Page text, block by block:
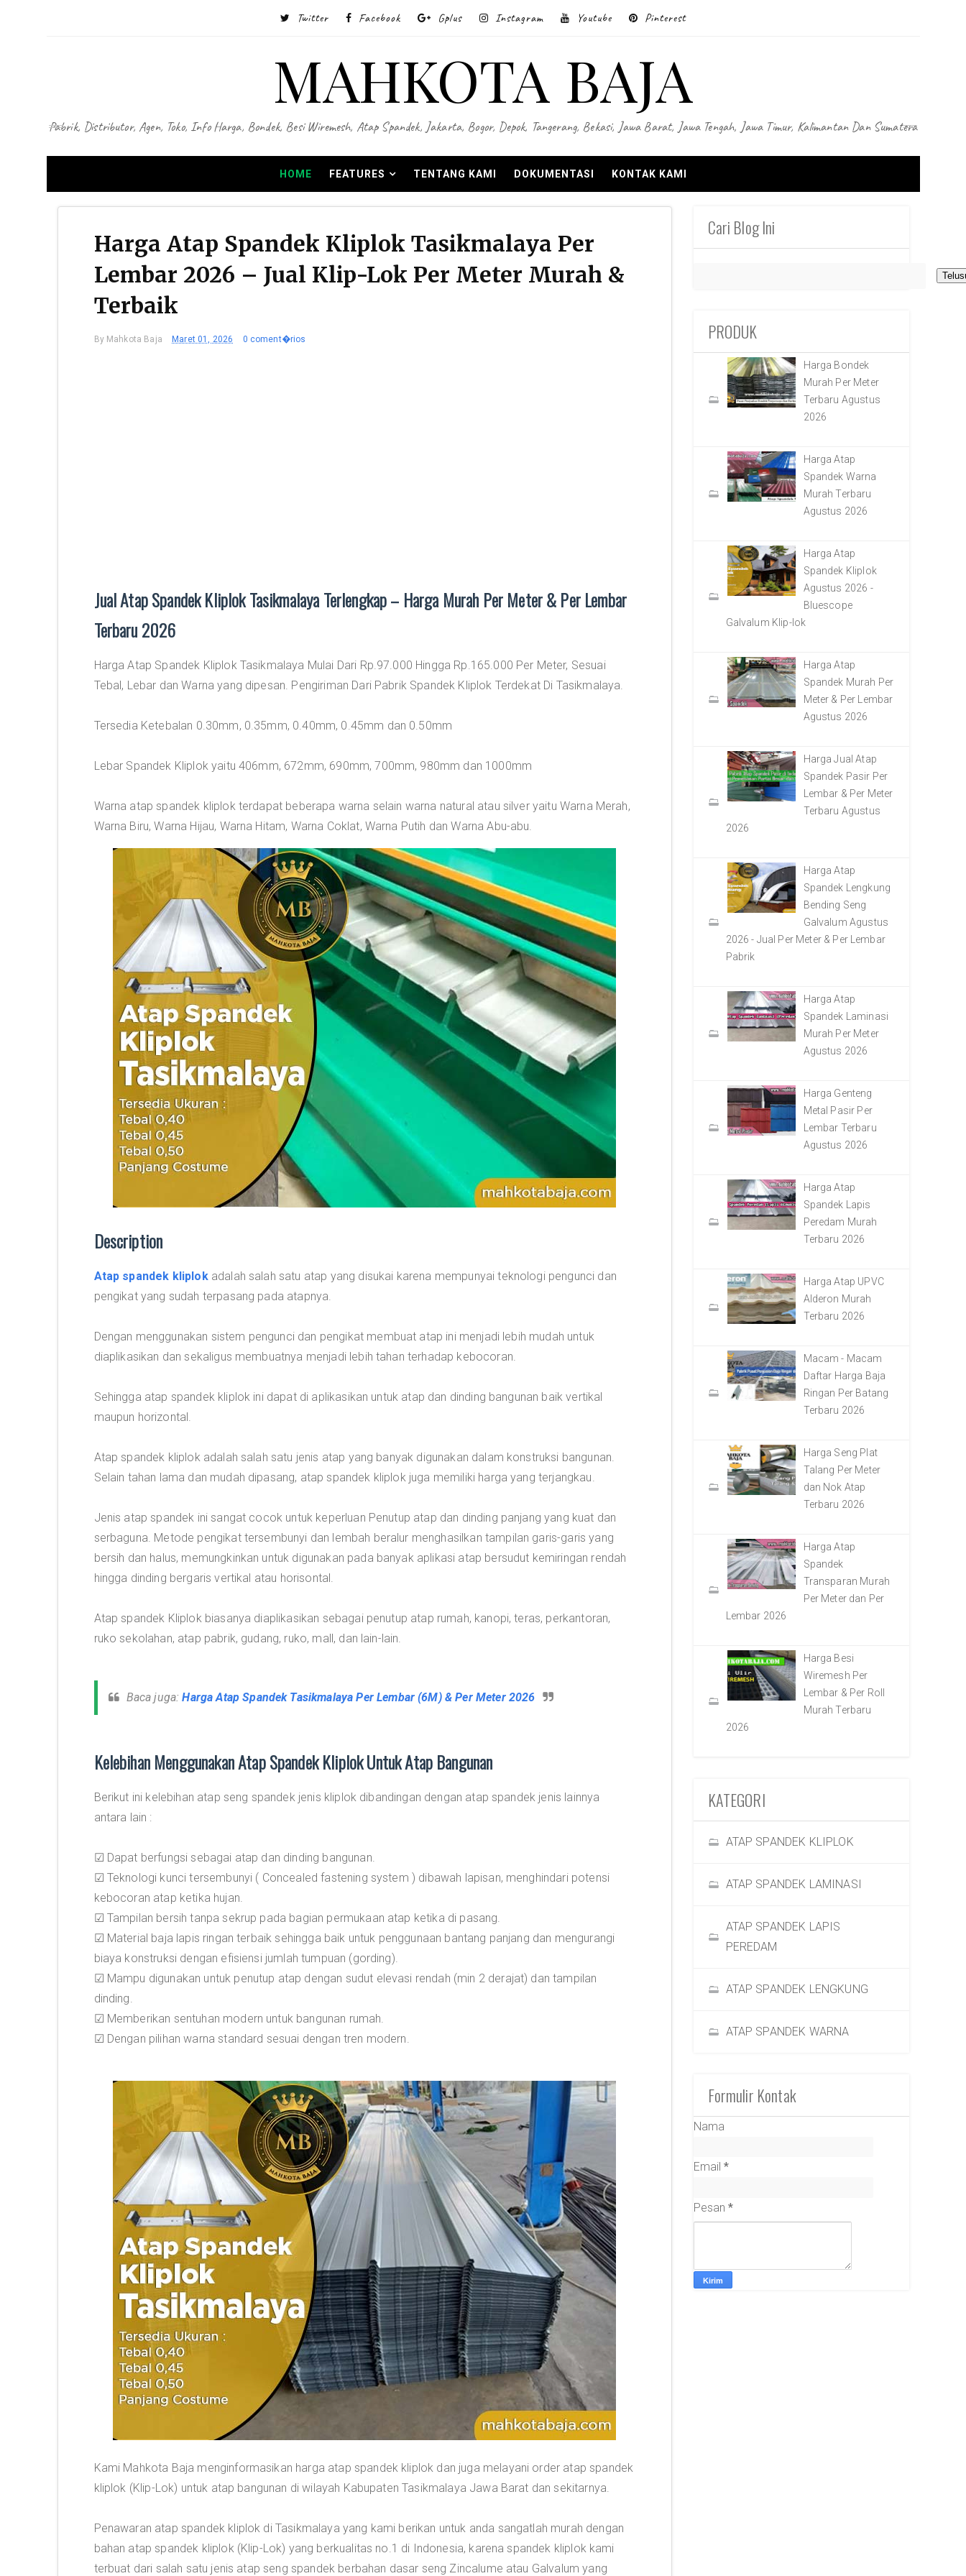
Twitter Facebook Gplus Instagram Youtube Pinterest
MAHKOTA BAJA
Pabrik, Distributor, Agen, Toko, Info Harga, Bondek, Besi Wiremesh, Atap Spandek, Jakarta, Bogor, Depok, Tangerang, Bekasi, Jawa Barat, Jawa Tengah, Jawa Timur, Kalimantan Dan Sumatera
HOME FEATURES TENTANG KAMI DOKUMENTASI KONTAK KAMI
Harga Atap Spandek Kliplok Tasikmalaya Per
Lembar 2026 – Jual Klip-Lok Per Meter Murah &
Terbaik
By Mahkota Baja Maret 01, 2026 0 coment�rios
Jual Atap Spandek Kliplok Tasikmalaya Terlengkap – Harga Murah Per Meter & Per Lembar
Terbaru 2026
Harga Atap Spandek Kliplok Tasikmalaya Mulai Dari Rp.97.000 Hingga Rp.165.000 Per Meter, Sesuai
Tebal, Lebar dan Warna yang dipesan. Pengiriman Dari Pabrik Spandek Kliplok Terdekat Di Tasikmalaya.
Tersedia Ketebalan 0.30mm, 0.35mm, 0.40mm, 0.45mm dan 0.50mm
Lebar Spandek Kliplok yaitu 406mm, 672mm, 690mm, 700mm, 980mm dan 1000mm
Warna atap spandek kliplok terdapat beberapa warna selain warna natural atau silver yaitu Warna Merah,
Warna Biru, Warna Hijau, Warna Hitam, Warna Coklat, Warna Putih dan Warna Abu-abu.
Description
Atap spandek kliplokadalah salah satu atap yang disukai karena mempunyai teknologi pengunci dan
pengikat yang sudah terpasang pada atapnya.
Dengan menggunakan sistem pengunci dan pengikat membuat atap ini menjadi lebih mudah untuk
diaplikasikan dan sekaligus membuatnya menjadi lebih tahan terhadap kebocoran.
Sehingga atap spandek kliplok ini dapat di aplikasikan untuk atap dan dinding bangunan baik vertikal
maupun horizontal.
Atap spandek kliplok adalah salah satu jenis atap yang banyak digunakan dalam konstruksi bangunan.
Selain tahan lama dan mudah dipasang, atap spandek kliplok juga memiliki harga yang terjangkau.
Jenis atap spandek ini sangat cocok untuk keperluan Penutup atap dan dinding panjang yang kuat dan
serbaguna. Metode pengikat tersembunyi dan lembah beralur menghasilkan tampilan garis-garis yang
bersih dan halus, memungkinkan untuk digunakan pada banyak aplikasi atap bersudut kemiringan rendah
hingga dinding bergaris vertikal atau horisontal.
Atap spandek Kliplok biasanya diaplikasikan sebagai penutup atap rumah, kanopi, teras, perkantoran,
ruko sekolahan, atap pabrik, gudang, ruko, mall, dan lain-lain.
Baca juga:Harga Atap Spandek Tasikmalaya Per Lembar (6M) & Per Meter 2026
Kelebihan Menggunakan Atap Spandek Kliplok Untuk Atap Bangunan
Berikut ini kelebihan atap seng spandek jenis kliplok dibandingan dengan atap spandek jenis lainnya
antara lain :
☑ Dapat berfungsi sebagai atap dan dinding bangunan.
☑ Teknologi kunci tersembunyi ( Concealed fastening system ) dibawah lapisan, menghindari potensi
kebocoran atap ketika hujan.
☑ Tampilan bersih tanpa sekrup pada bagian permukaan atap ketika di pasang.
☑ Material baja lapis ringan terbaik sehingga baik untuk penggunaan bantang panjang dan mengurangi
biaya konstruksi dengan efisiensi jumlah tumpuan (gording).
☑ Mampu digunakan untuk penutup atap dengan sudut elevasi rendah (min 2 derajat) dan tampilan
dinding.
☑ Memberikan sentuhan modern untuk bangunan rumah.
☑ Dengan pilihan warna standard sesuai dengan tren modern.
Kami Mahkota Baja menginformasikan harga atap spandek kliplok dan juga melayani order atap spandek
kliplok (Klip-Lok) untuk atap bangunan di wilayah Kabupaten Tasikmalaya Jawa Barat dan sekitarnya.
Penawaran atap spandek kliplok di Tasikmalaya yang kami berikan untuk anda sangatlah murah dengan
bahan atap spandek kliplok (Klip-Lok) yang berkualitas no.1 di Indonesia, karena spandek kliplok kami
terbuat dari salah satu jenis atap seng spandek berbahan dasar seng Zincalume atau Galvalum yang
Cari Blog Ini
PRODUK
Harga Bondek
Murah Per Meter
Terbaru Agustus
2026
Harga Atap
Spandek Warna
Murah Terbaru
Agustus 2026
Harga Atap
Spandek Kliplok
Agustus 2026 -
Bluescope
Galvalum Klip-lok
Harga Atap
Spandek Murah Per
Meter & Per Lembar
Agustus 2026
Harga Jual Atap
Spandek Pasir Per
Lembar & Per Meter
Terbaru Agustus
2026
Harga Atap
Spandek Lengkung
Bending Seng
Galvalum Agustus
2026 - Jual Per Meter & Per Lembar
Pabrik
Harga Atap
Spandek Laminasi
Murah Per Meter
Agustus 2026
Harga Genteng
Metal Pasir Per
Lembar Terbaru
Agustus 2026
Harga Atap
Spandek Lapis
Peredam Murah
Terbaru 2026
Harga Atap UPVC
Alderon Murah
Terbaru 2026
Macam - Macam
Daftar Harga Baja
Ringan Per Batang
Terbaru 2026
Harga Seng Plat
Talang Per Meter
dan Nok Atap
Terbaru 2026
Harga Atap
Spandek
Transparan Murah
Per Meter dan Per
Lembar 2026
Harga Besi
Wiremesh Per
Lembar & Per Roll
Murah Terbaru
2026
KATEGORI
ATAP SPANDEK KLIPLOK
ATAP SPANDEK LAMINASI
ATAP SPANDEK LAPIS
PEREDAM
ATAP SPANDEK LENGKUNG
ATAP SPANDEK WARNA
Formulir Kontak
Nama
Email*
Pesan*